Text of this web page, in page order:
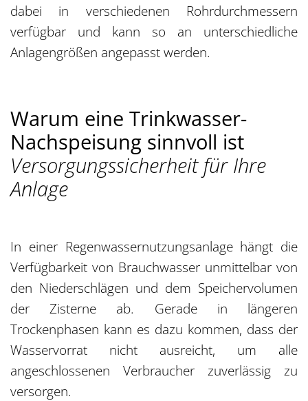
dabei in verschiedenen Rohrdurchmessern
verfügbar und kann so an unterschiedliche
Anlagengrößen angepasst werden.
Warum eine Trinkwasser-
Nachspeisung sinnvoll ist
Versorgungssicherheit für Ihre
Anlage
In einer Regenwassernutzungsanlage hängt die
Verfügbarkeit von Brauchwasser unmittelbar von
den Niederschlägen und dem Speichervolumen
der Zisterne ab. Gerade in längeren
Trockenphasen kann es dazu kommen, dass der
Wasservorrat nicht ausreicht, um alle
angeschlossenen Verbraucher zuverlässig zu
versorgen.